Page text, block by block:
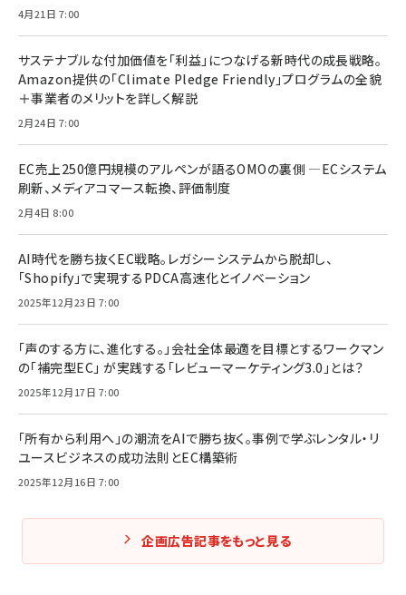
4月21日 7:00
サステナブルな付加価値を「利益」につなげる新時代の成長戦略。
Amazon提供の「Climate Pledge Friendly」プログラムの全貌
＋事業者のメリットを詳しく解説
2月24日 7:00
EC売上250億円規模のアルペンが語るOMOの裏側 ―ECシステム
刷新、メディアコマース転換、評価制度
2月4日 8:00
AI時代を勝ち抜くEC戦略。レガシーシステムから脱却し、
「Shopify」で実現するPDCA高速化とイノベーション
2025年12月23日 7:00
「声のする方に、進化する。」会社全体最適を目標とするワークマン
の「補完型EC」 が実践する「レビューマーケティング3.0」とは？
2025年12月17日 7:00
「所有から利用へ」の潮流をAIで勝ち抜く。事例で学ぶレンタル・リ
ユースビジネスの成功法則とEC構築術
2025年12月16日 7:00
企画広告記事をもっと見る